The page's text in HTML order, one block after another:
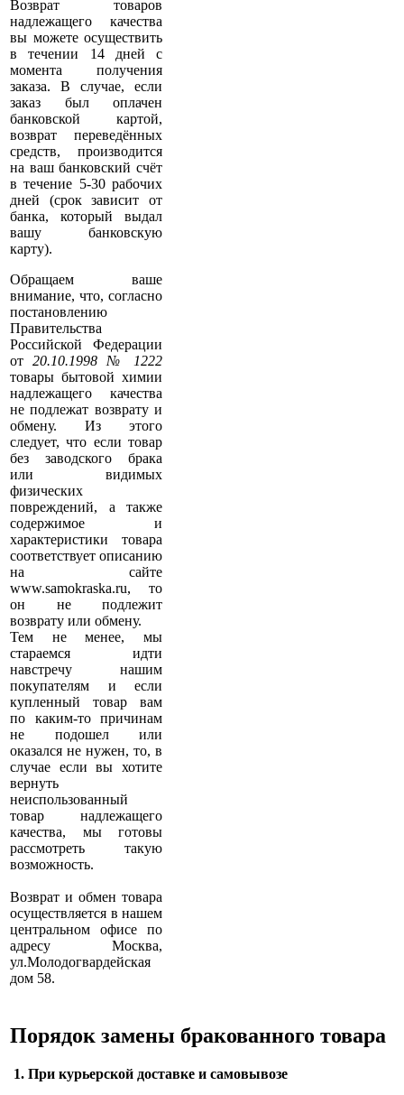
Возврат товаров
надлежащего качества
вы можете осуществить
в течении 14 дней с
момента получения
заказа. В случае, если
заказ был оплачен
банковской картой,
возврат переведённых
средств, производится
на ваш банковский счёт
в течение 5-30 рабочих
дней (срок зависит от
банка, который выдал
вашу банковскую
карту).
Обращаем ваше
внимание, что, согласно
постановлению
Правительства
Российской Федерации
от 20.10.1998 № 1222
товары бытовой химии
надлежащего качества
не подлежат возврату и
обмену. Из этого
следует, что если товар
без заводского брака
или видимых
физических
повреждений, а также
содержимое и
характеристики товара
соответствует описанию
на сайте
www.samokraska.ru, то
он не подлежит
возврату или обмену.
Тем не менее, мы
стараемся идти
навстречу нашим
покупателям и если
купленный товар вам
по каким-то причинам
не подошел или
оказался не нужен, то, в
случае если вы хотите
вернуть
неиспользованный
товар надлежащего
качества, мы готовы
рассмотреть такую
возможность.
Возврат и обмен товара
осуществляется в нашем
центральном офисе по
адресу Москва,
ул.Молодогвардейская
дом 58.
Порядок замены бракованного товара
1. При курьерской доставке и самовывозе